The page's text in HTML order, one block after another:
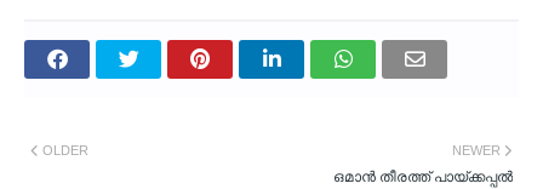
NEWER
ഒമാന്‍ തീരത്ത് പായ്ക്കപ്പല്‍
OLDER